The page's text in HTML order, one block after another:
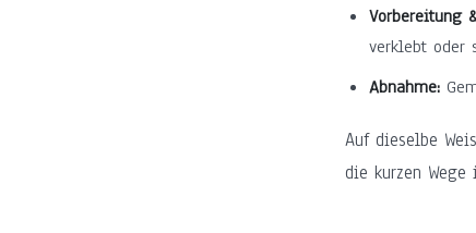
Vorbereitung
verklebt oder
Abnahme:
Auf dieselbe
die kurzen